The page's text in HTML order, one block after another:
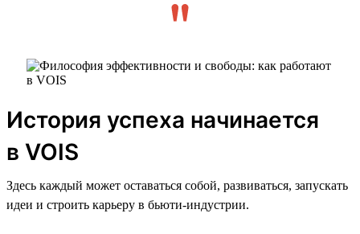
История успеха начинается
в VOIS
Здесь каждый может оставаться собой, развиваться, запускать
идеи и строить карьеру в бьюти-индустрии.